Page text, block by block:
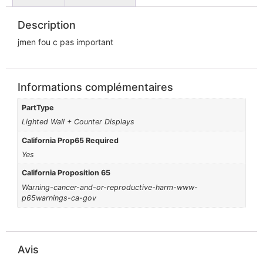
Description
jmen fou c pas important
Informations complémentaires
PartType
Lighted Wall + Counter Displays
California Prop65 Required
Yes
California Proposition 65
Warning-cancer-and-or-reproductive-harm-www-
p65warnings-ca-gov
Avis